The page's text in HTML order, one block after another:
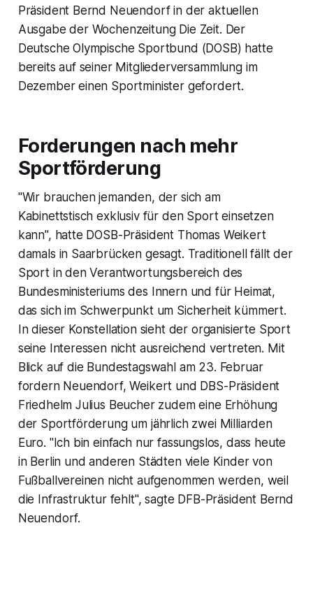
Präsident Bernd Neuendorf in der aktuellen
Ausgabe der Wochenzeitung Die Zeit. Der
Deutsche Olympische Sportbund (DOSB) hatte
bereits auf seiner Mitgliederversammlung im
Dezember einen Sportminister gefordert.
Forderungen nach mehr
Sportförderung
"Wir brauchen jemanden, der sich am
Kabinettstisch exklusiv für den Sport einsetzen
kann", hatte DOSB-Präsident Thomas Weikert
damals in Saarbrücken gesagt. Traditionell fällt der
Sport in den Verantwortungsbereich des
Bundesministeriums des Innern und für Heimat,
das sich im Schwerpunkt um Sicherheit kümmert.
In dieser Konstellation sieht der organisierte Sport
seine Interessen nicht ausreichend vertreten. Mit
Blick auf die Bundestagswahl am 23. Februar
fordern Neuendorf, Weikert und DBS-Präsident
Friedhelm Julius Beucher zudem eine Erhöhung
der Sportförderung um jährlich zwei Milliarden
Euro. "Ich bin einfach nur fassungslos, dass heute
in Berlin und anderen Städten viele Kinder von
Fußballvereinen nicht aufgenommen werden, weil
die Infrastruktur fehlt", sagte DFB-Präsident Bernd
Neuendorf.